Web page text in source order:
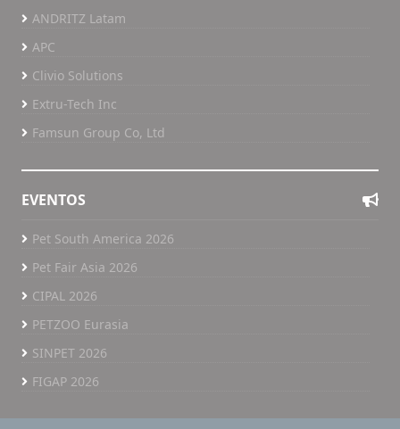
ANDRITZ Latam
APC
Clivio Solutions
Extru-Tech Inc
Famsun Group Co, Ltd
EVENTOS
Pet South America 2026
Pet Fair Asia 2026
CIPAL 2026
PETZOO Eurasia
SINPET 2026
FIGAP 2026